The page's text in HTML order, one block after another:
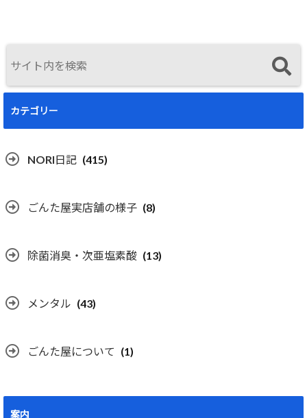
カテゴリー
NORI日記 (415)
ごんた屋実店舗の様子 (8)
除菌消臭・次亜塩素酸 (13)
メンタル (43)
ごんた屋について (1)
案内